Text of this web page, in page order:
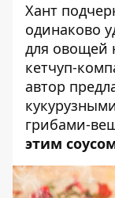
Хант
одинаково
для овощей
кетчуп-
автор
грибами-
этим